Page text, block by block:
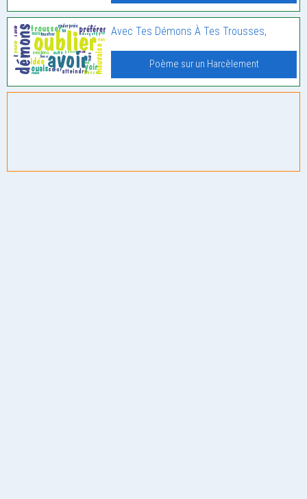
Avec Tes Démons À Tes Trousses,
Poème sur un Harcèlement